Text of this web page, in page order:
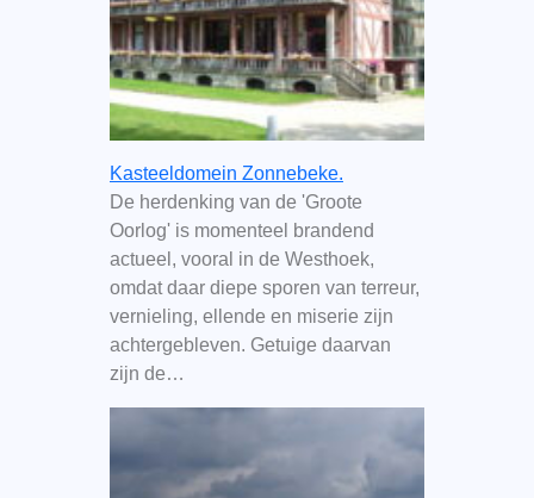
Kasteeldomein Zonnebeke.
De herdenking van de 'Groote
Oorlog' is momenteel brandend
actueel, vooral in de Westhoek,
omdat daar diepe sporen van terreur,
vernieling, ellende en miserie zijn
achtergebleven. Getuige daarvan
zijn de…